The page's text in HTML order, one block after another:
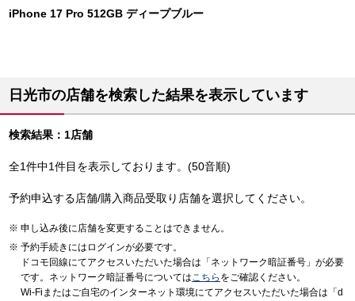
iPhone 17 Pro 512GB ディープブルー
日光市の店舗を検索した結果を表示しています
検索結果：1店舗
全1件中1件目を表示しております。(50音順)
予約申込する店舗/購入商品受取り店舗を選択してください。
申し込み後に店舗を変更することはできません。
予約手続きにはログインが必要です。
ドコモ回線にてアクセスいただいた場合は「ネットワーク暗証番号」が必要
です。ネットワーク暗証番号についてはこちら をご確認ください。
Wi-Fiまたはご自宅のインターネット環境にてアクセスいただいた場合は「d